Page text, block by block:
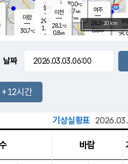
부
25.9
-mm
여주
28.2℃
0.6m/s
장호원
30.0℃
0.7m/s
-mm
마장
30.7℃
설봉
29.9
1.7 m/s
- mm
이천
28.1℃
0.8m/s
20 km
날짜
+12시간
기상실황표
바람